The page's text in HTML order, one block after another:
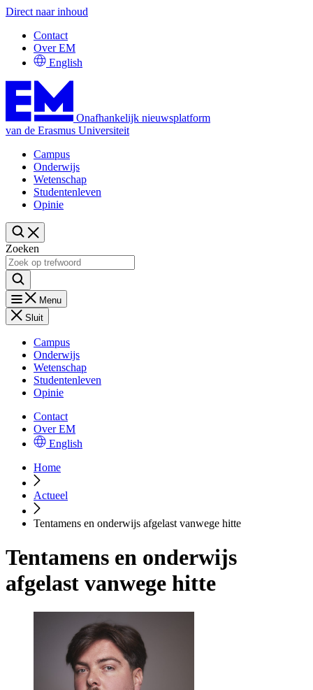
Direct naar inhoud
Contact
Over EM
English
Onafhankelijk nieuwsplatform
van de Erasmus Universiteit
Campus
Onderwijs
Wetenschap
Studentenleven
Opinie
Zoeken
Menu
Sluit
Campus
Onderwijs
Wetenschap
Studentenleven
Opinie
Contact
Over EM
English
Home
Actueel
Tentamens en onderwijs afgelast vanwege hitte
Tentamens en onderwijs
afgelast vanwege hitte